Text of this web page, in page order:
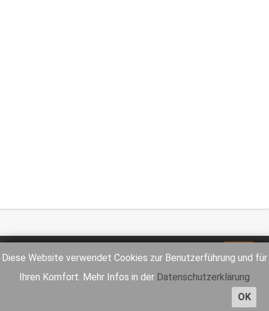
Diese Website verwendet Cookies zur Benutzerführung und für
Ihren Komfort. Mehr Infos in der Datenschutzerklärung
OK